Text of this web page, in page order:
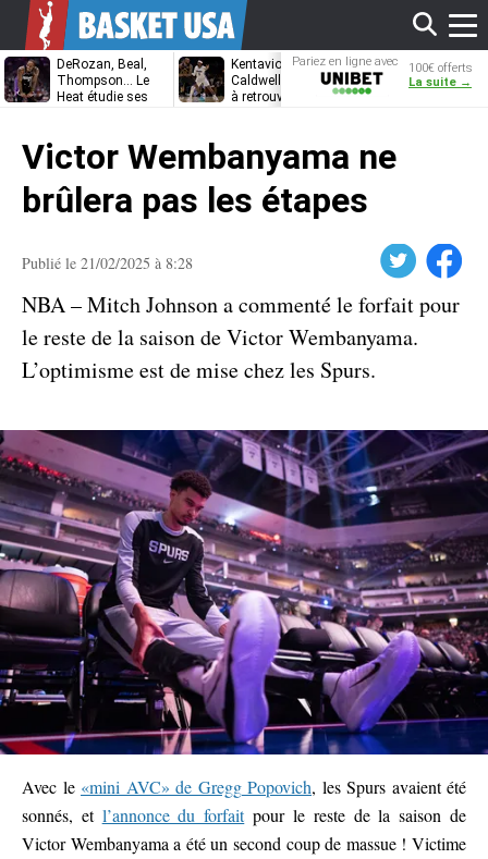
DeRozan, Beal,
Thompson… Le
Heat étudie ses
Kentavious
Caldwell-Pope prêt
à retrouver LeBron
Jonathan
Kuminga, le
Pariez en ligne avec
Unibet
100€ offerts
La suite →
Victor Wembanyama ne
brûlera pas les étapes
Publié le 21/02/2025 à 8:28 Facebook
NBA – Mitch Johnson a commenté le forfait pour
le reste de la saison de Victor Wembanyama.
L’optimisme est de mise chez les Spurs.
Avec le «mini AVC» de Gregg Popovich, les Spurs avaient été
sonnés, et l’annonce du forfaitpour le reste de la saison de
Victor Wembanyama a été un second coup de massue ! Victime